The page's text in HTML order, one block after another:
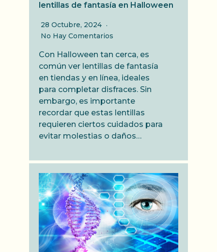
lentillas de fantasía en Halloween
28 Octubre, 2024
No Hay Comentarios
Con Halloween tan cerca, es
común ver lentillas de fantasía
en tiendas y en línea, ideales
para completar disfraces. Sin
embargo, es importante
recordar que estas lentillas
requieren ciertos cuidados para
evitar molestias o daños…